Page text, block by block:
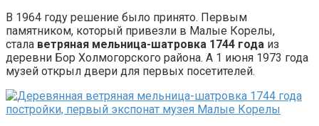
В 1964 году решение было принято. Первым
памятником, который привезли в Малые Корелы,
стала ветряная мельница-шатровка 1744 года из
деревни Бор Холмогорского района. А 1 июня 1973 года
музей открыл двери для первых посетителей.